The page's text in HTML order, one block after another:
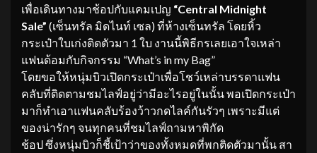
เพื่อเดินทางมาช้อปกับแคมเปญ “Central Midnight
Sale” (เซ็นทรัล มิดไนท์ เซล) ที่ห้างเซ็นทรัล โดยหิ้ว
กระเป๋าใบเก่งติดตัวมา 1 ใบ งานนี้พิธีกรเลยเอาใจเหล่า
แฟนด้อมกับกิจกรรม “What’s in my Bag”
โดยขอให้หนุ่มบิวเปิดกระเป๋าเพื่อโชว์เหล่าบรรดาแฟน
คลับที่ติดตามชมไลฟ์อยู่ว่ามีอะไรอยู่ในนั้น พอเปิดกระเป๋า
มาก็ทำเอาแฟนคลับร้องว้าวกดไลค์กันรัวๆ เพราะมีแต่
ของน่ารักๆ จนทุกคนที่ชมไลฟ์ถามหาพิกัด
ช้อป ซึ่งหนุ่มบิวก็ชี้เป้าว่าของทั้งหมดที่พกติดตัวมานั้น สา